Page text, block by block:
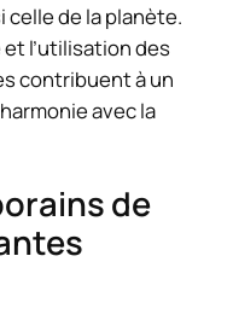
celle de la planète.
l’utilisation des
contribuent à un
avec la
de